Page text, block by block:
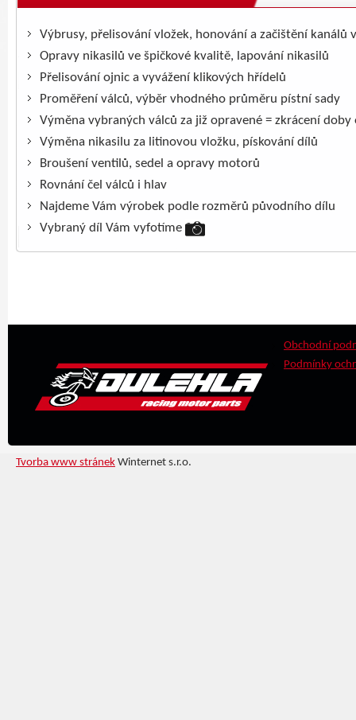
Výbrusy, přelisování vložek, honování a začištění kanálů
Opravy nikasilů ve špičkové kvalitě, lapování nikasilů
Přelisování ojnic a vyvážení klikových hřídelů
Proměření válců, výběr vhodného průměru pístní sady
Výměna vybraných válců za již opravené = zkrácení doby
Výměna nikasilu za litinovou vložku, pískování dílů
Broušení ventilů, sedel a opravy motorů
Rovnání čel válců i hlav
Najdeme Vám výrobek podle rozměrů původního dílu
Vybraný díl Vám vyfotíme
Obchodní
Podmínky
Tvorba www stránek Winternet s.r.o.